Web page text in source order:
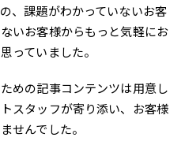
、課題がわかっていないお客
いお客様からもっと気軽にお
っていました。
めの記事コンテンツは用意し
スタッフが寄り添い、お客様
せんでした。